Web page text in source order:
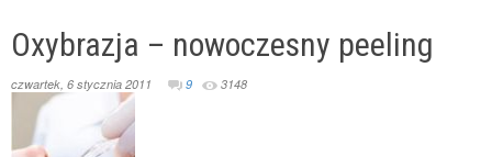
Oxybrazja – nowoczesny peeling
czwartek, 6 stycznia 2011 9 3148